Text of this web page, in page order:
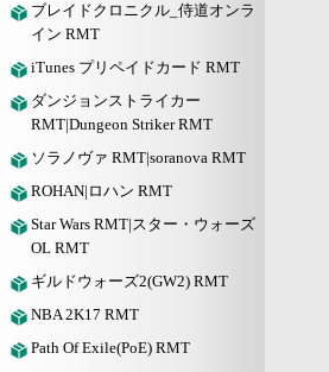
ブレイドクロニクル_侍道オンラ
イン RMT
iTunes プリペイドカード RMT
ダンジョンストライカー
RMT|Dungeon Striker RMT
ソラノヴァ RMT|soranova RMT
ROHAN|ロハン RMT
Star Wars RMT|スター・ウォーズ
OL RMT
ギルドウォーズ2(GW2) RMT
NBA 2K17 RMT
Path Of Exile(PoE) RMT